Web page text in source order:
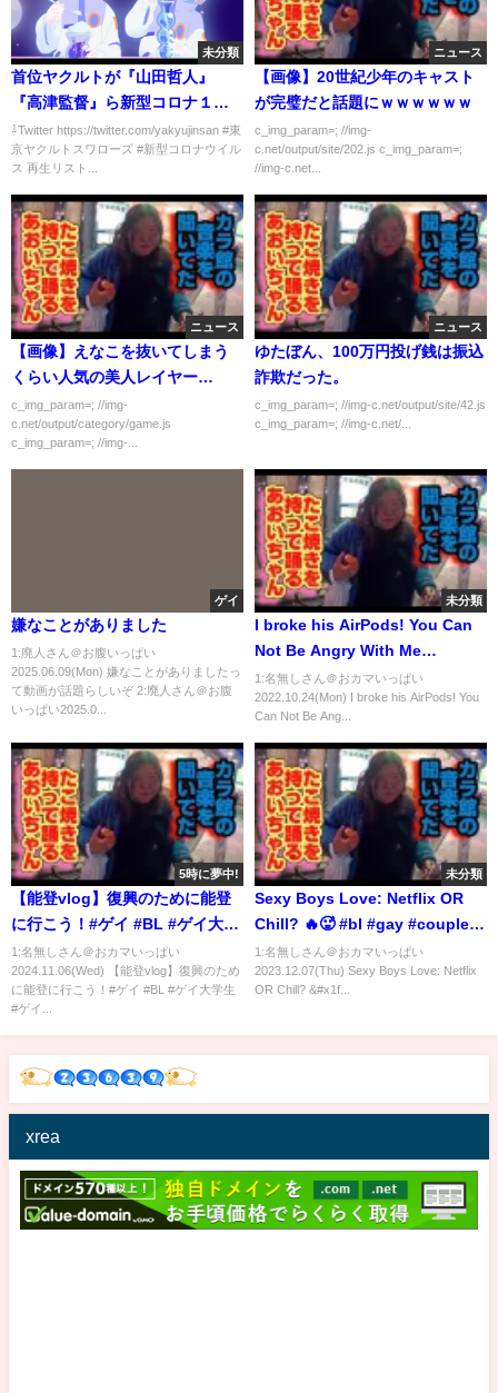
未分類
首位ヤクルトが『山田哲人』
『高津監督』ら新型コロナ１４
人陽性判定で９日の阪神戦が中
止に、、、今後の日程はどうな
る！？
⇩Twitter https://twitter.com/yakyujinsan #東
京ヤクルトスワローズ #新型コロナウイル
ス 再生リスト...
ニュース
【画像】20世紀少年のキャスト
が完璧だと話題にｗｗｗｗｗｗ
c_img_param=; //img-
c.net/output/site/202.js c_img_param=;
//img-c.net...
ニュース
【画像】えなこを抜いてしまう
くらい人気の美人レイヤー
（22）ｗｗｗｗｗ
c_img_param=; //img-
c.net/output/category/game.js
c_img_param=; //img-...
ニュース
ゆたぼん、100万円投げ銭は振込
詐欺だった。
c_img_param=; //img-c.net/output/site/42.js
c_img_param=; //img-c.net/...
ゲイ
嫌なことがありました
1:廃人さん＠お腹いっぱい
2025.06.09(Mon) 嫌なことがありましたっ
て動画が話題らしいぞ 2:廃人さん＠お腹
いっぱい2025.0...
未分類
I broke his AirPods! You Can
Not Be Angry With Me
Challenge!🔥💔 *Gone far*
[Gay Couple Lucas&Kibo BL]
1:名無しさん＠おカマいっぱい
2022.10.24(Mon) I broke his AirPods! You
Can Not Be Ang...
5時に夢中!
【能登vlog】復興のために能登
に行こう！#ゲイ #BL #ゲイ大学
生 #ゲイ能人 #垣くん #BL王
#vlog #能登
1:名無しさん＠おカマいっぱい
2024.11.06(Wed) 【能登vlog】復興のため
に能登に行こう！#ゲイ #BL #ゲイ大学生
#ゲイ...
未分類
Sexy Boys Love: Netflix OR
Chill? 🔥🥵 #bl #gay #couple #
同性カップル #ゲイカップル
#blfan #lgbt #lgbtq
1:名無しさん＠おカマいっぱい
2023.12.07(Thu) Sexy Boys Love: Netflix
OR Chill? &#x1f...
xrea